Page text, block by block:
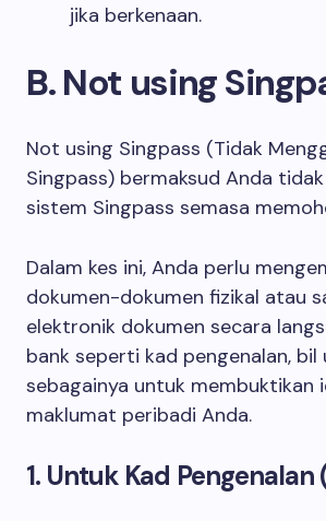
jika berkenaan.
B. Not using
Not using Singpass (Tidak
Singpass) bermaksud Anda
sistem Singpass semasa
Dalam kes ini, Anda perlu
dokumen-dokumen fizikal atau
elektronik dokumen secara
bank seperti kad pengenalan, bil
sebagainya untuk membuktikan
maklumat peribadi Anda.
1. Untuk Kad Pengenalan